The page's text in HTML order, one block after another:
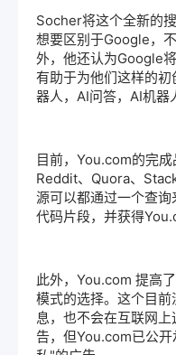
Socher将这个全新的
想要区别于Google，
外，他还认为Google
有助于为他们这样的
器人，AI问答，AI机器
目前，You.com的完
Reddit、Quora、
源可以都通过一个查
代码片段，并获得
此外，You.com 提高
模式的选择。这个目
息，也不会在互联网
告，但You.com已公